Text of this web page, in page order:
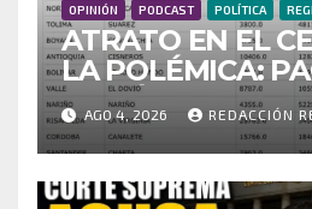
OPINIÓN PODCAST POLÍTICA
ATRATO EN EL
LA POLÉMICA:
HISTÓRICO
CENSO
INVESTIGAR
FRAUDE
AGO 4, 2026 REDACCIÓN